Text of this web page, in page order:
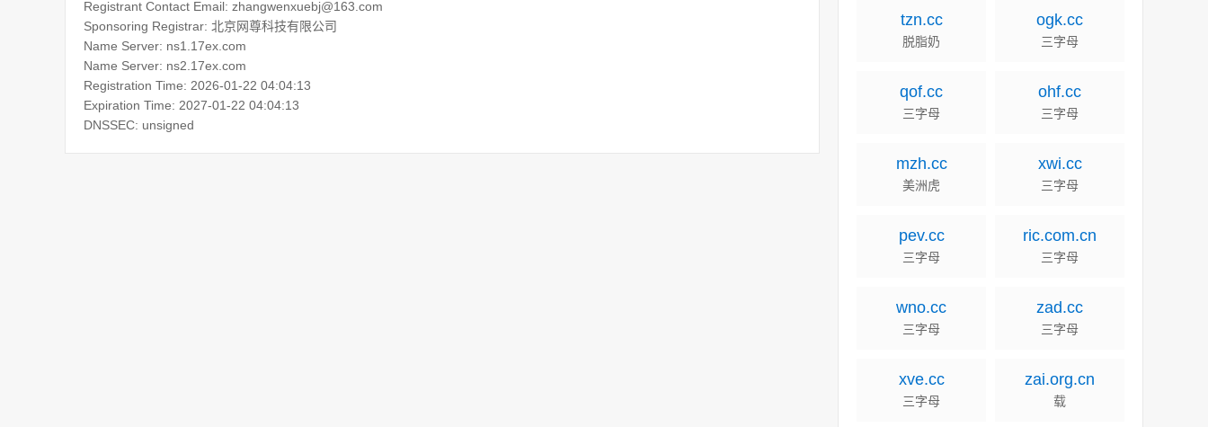
Registrant Contact Email: zhangwenxuebj@163.com
Sponsoring Registrar: 北京网尊科技有限公司
Name Server: ns1.17ex.com
Name Server: ns2.17ex.com
Registration Time: 2026-01-22 04:04:13
Expiration Time: 2027-01-22 04:04:13
tzn.cc
脱脂奶
ogk.cc
三字母
qof.cc
三字母
ohf.cc
三字母
mzh.cc
美洲虎
xwi.cc
三字母
pev.cc
三字母
ric.com.cn
三字母
wno.cc
三字母
zad.cc
三字母
xve.cc
三字母
zai.org.cn
载